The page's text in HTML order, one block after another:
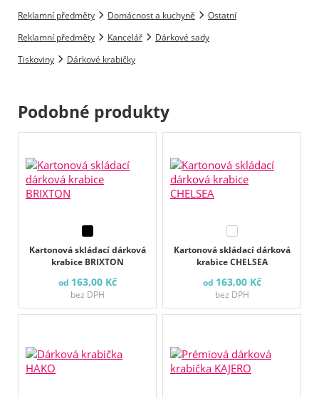
Reklamní předměty
Domácnost a kuchyně
Ostatní
Reklamní předměty
Kancelář
Dárkové sady
Tiskoviny
Dárkové krabičky
Podobné produkty
Kartonová skládací dárková
krabice BRIXTON
od 163,00 Kč
bez DPH
Kartonová skládací dárková
krabice CHELSEA
od 163,00 Kč
bez DPH